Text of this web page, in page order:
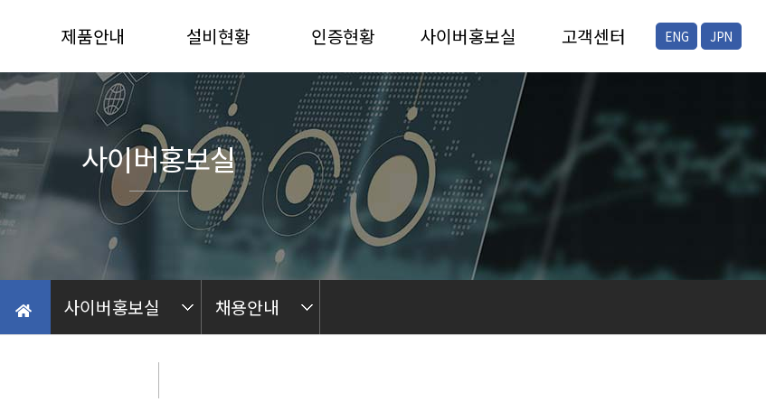
제품안내
자동차
중장비
농기계부품
후란
가공
설비현황
진해 PLANT
밀양 PLANT
가공 PLANT
Quality Control
Process Line
인증현황
선급인증
품질인증
사이버홍보실
채용안내
공지/뉴스
현장스케치
프레스자료실
고객센터
온라인문의
ENG JPN
사이버홍보실 채용안내
사이버홍보실